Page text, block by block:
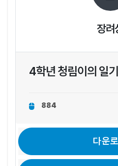
장려
4학년 청림이의 일기
884
다운